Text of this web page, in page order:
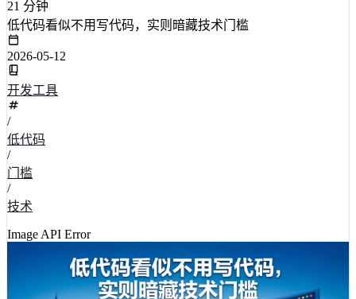
21 分钟
低代码看似不用写代码，实则暗藏技术门槛
2026-05-12
开发工具
/
低代码
/
门槛
/
技术
Image API Error